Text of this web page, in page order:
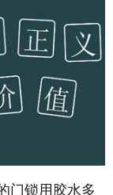
门锁用胶水多